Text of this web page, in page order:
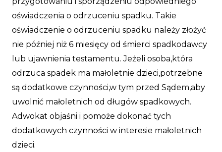
oświadczenia o odrzuceniu spadku. Takie
oświadczenie o odrzuceniu spadku należy złożyć
nie później niż 6 miesięcy od śmierci spadkodawcy
lub ujawnienia testamentu. Jeżeli osoba,która
odrzuca spadek ma małoletnie dzieci,potrzebne
są dodatkowe czynności,w tym przed Sądem,aby
uwolnić małoletnich od długów spadkowych.
Adwokat objaśni i pomoże dokonać tych
dodatkowych czynności w interesie małoletnich
dzieci.